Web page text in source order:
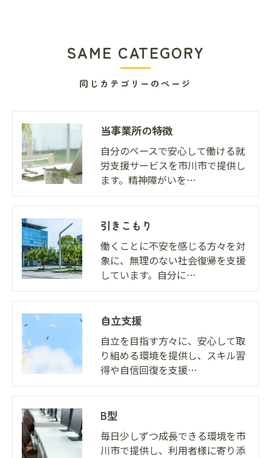
同じカテゴリーのページ
SAME CATEGORY
当事業所の特徴
自分のペースで安心して働ける就
労支援サービスを市川市で提供し
ます。精神障がいを…
引きこもり
働くことに不安を感じる方々を対
象に、無理のない社会復帰を支援
しています。自分に…
自立支援
自立を目指す方々に、安心して取
り組める環境を提供し、スキル習
得や自信回復を支援…
B型
毎日少しずつ成長できる環境を市
川市で提供し、利用者様に寄り添